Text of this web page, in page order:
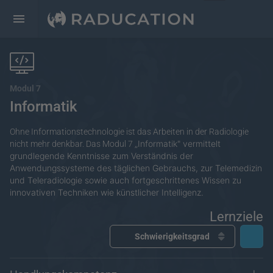
Modul 7
Informatik
Ohne Informationstechnologie ist das Arbeiten in der Radiologie
nicht mehr denkbar. Das Modul 7
Informatik" vermittelt
grundlegende Kenntnisse zum Verständnis der
Anwendungssysteme des täglichen Gebrauchs, zur Telemedizin
und Teleradiologie sowie auch fortgeschrittenes Wissen zu
innovativen Techniken wie künstlicher Intelligenz.
Lernziele